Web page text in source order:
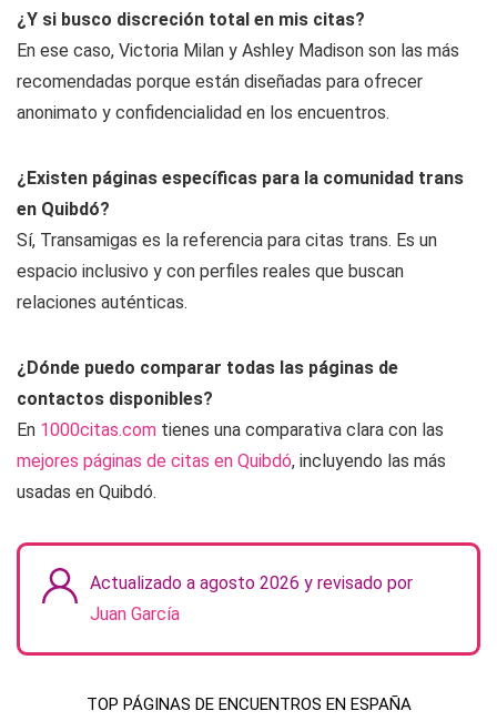
¿Y si busco discreción total en mis citas?
En ese caso, Victoria Milan y Ashley Madison son las más
recomendadas porque están diseñadas para ofrecer
anonimato y confidencialidad en los encuentros.
¿Existen páginas específicas para la comunidad trans
en Quibdó?
Sí, Transamigas es la referencia para citas trans. Es un
espacio inclusivo y con perfiles reales que buscan
relaciones auténticas.
¿Dónde puedo comparar todas las páginas de
contactos disponibles?
En 1000citas.com tienes una comparativa clara con las
mejores páginas de citas en Quibdó, incluyendo las más
usadas en Quibdó.
Actualizado a agosto 2026 y revisado por
Juan García
TOP PÁGINAS DE ENCUENTROS EN ESPAÑA